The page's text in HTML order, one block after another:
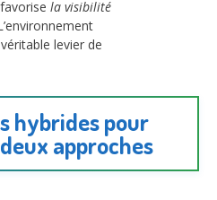
la visibilité
levier de
hybrides pour
approches